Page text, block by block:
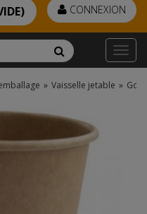
Rechercher
CONNEXION
» Vaisselle jetable »